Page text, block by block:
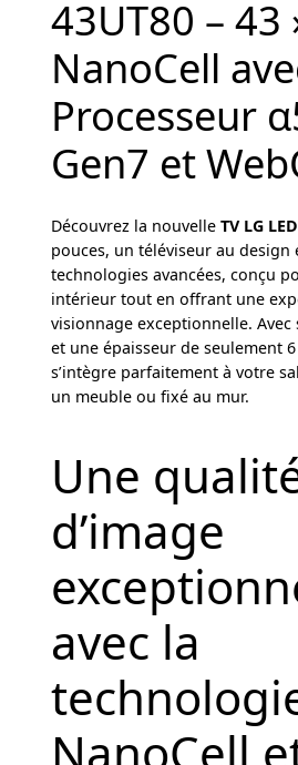
43UT80 – 43
NanoCell
Processeur
Gen7 et
Découvrez la nouvelleTV LG
pouces, un téléviseur au design
technologies avancées, conçu
intérieur tout en offrant une
visionnage exceptionnelle. Avec
et une épaisseur de seulement
s’intègre parfaitement à votre
un meuble ou fixé au mur.
Une
d’image
avec la